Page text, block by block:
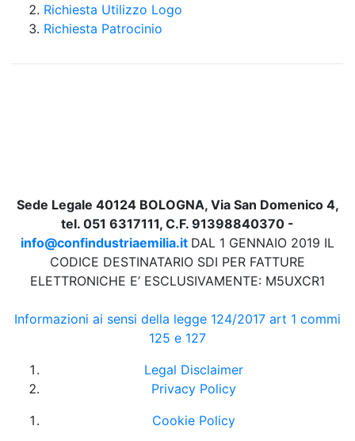
Richiesta Utilizzo Logo
Richiesta Patrocinio
Sede Legale 40124 BOLOGNA, Via San Domenico 4,
tel. 051 6317111, C.F. 91398840370 -
info@confindustriaemilia.it DAL 1 GENNAIO 2019 IL
CODICE DESTINATARIO SDI PER FATTURE
ELETTRONICHE E’ ESCLUSIVAMENTE: M5UXCR1
Informazioni ai sensi della legge 124/2017 art 1 commi
125 e 127
Legal Disclaimer
Privacy Policy
Cookie Policy